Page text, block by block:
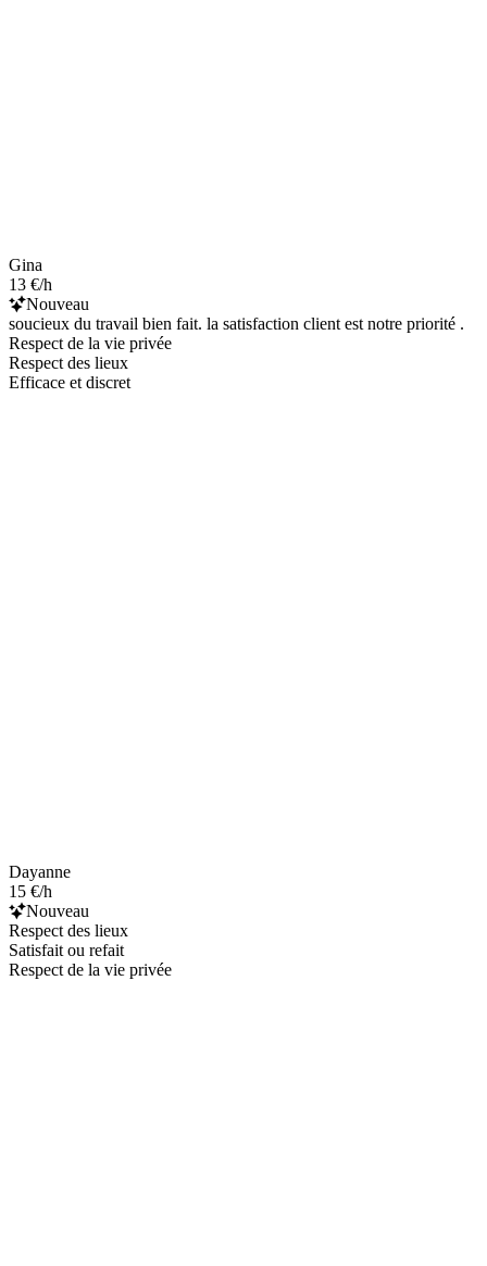
Gina
13 €/h
Nouveau
soucieux du travail bien fait. la satisfaction client est notre priorité .
Respect de la vie privée
Respect des lieux
Efficace et discret
Dayanne
15 €/h
Nouveau
Respect des lieux
Satisfait ou refait
Respect de la vie privée